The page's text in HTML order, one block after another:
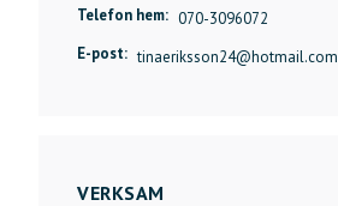
Telefon hem: 070-3096072
E-post: tinaeriksson24@hotmail.com
VERKSAM